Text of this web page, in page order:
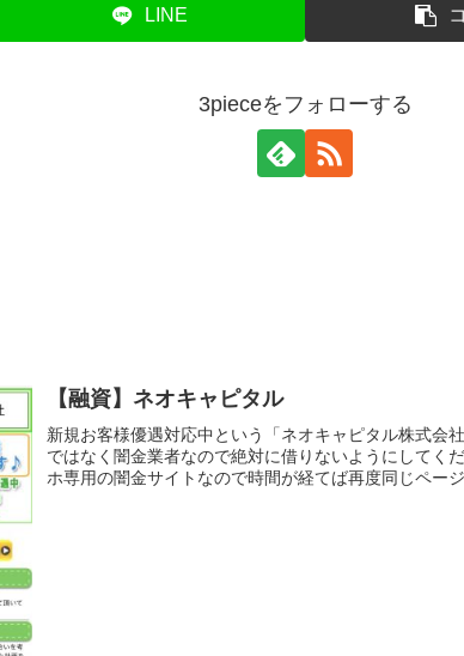
LINE
3pieceをフォローする
【融資】ネオキャピタル
新規お客様優遇対応中という「ネオキャピタル株式会
ではなく闇金業者なので絶対に借りないようにしてく
ホ専用の闇金サイトなので時間が経てば再度同じペー